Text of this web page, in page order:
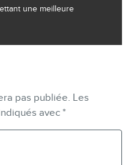
une meilleure
pas publiée. Les
avec *